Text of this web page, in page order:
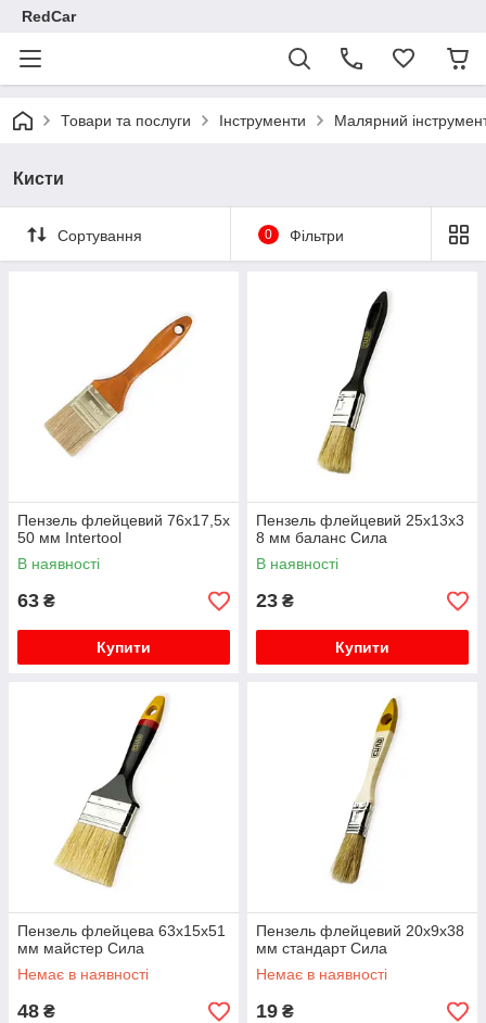
RedCar
Товари та послуги Інструменти Малярний
Кисти
Сортування 0 Фільтри
Пензель флейцевий 76x17,5x
50 мм Intertool
В наявності
63 ₴
Купити
Пензель флейцевий 25x13x3
8 мм баланс Сила
В наявності
23 ₴
Купити
Пензель флейцева 63x15x51
мм майстер Сила
Немає в наявності
48 ₴
Пензель флейцевий 20x9x38
мм стандарт Сила
Немає в наявності
19 ₴